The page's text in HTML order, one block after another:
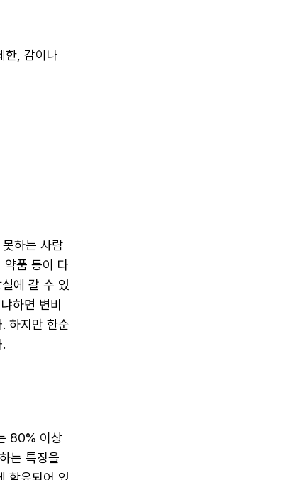
한, 감이나
하는 사람
약품 등이 다
에 갈 수 있
하면 변비
하지만 한순
80% 이상
는 특징을